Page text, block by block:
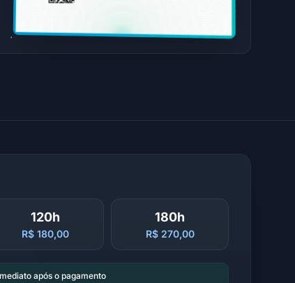
120h
R$ 180,00
180h
R$ 270,00
após o pagamento